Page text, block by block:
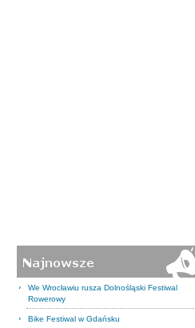
We Wrocławiu rusza Dolnośląski Festiwal
Rowerowy
Bike Festiwal w Gdańsku